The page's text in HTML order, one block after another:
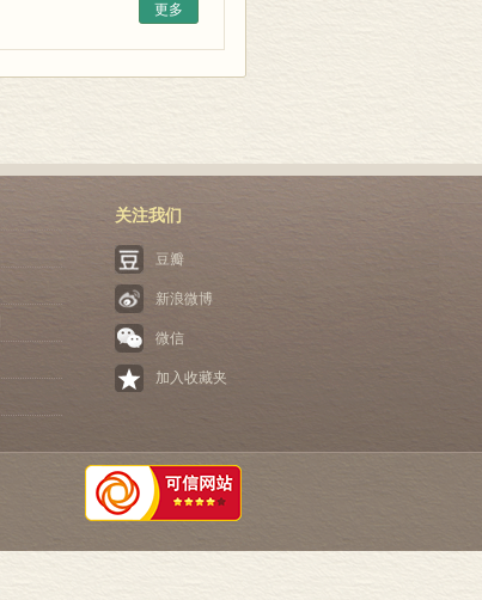
更多
关注我们
豆瓣
新浪微博
微信
加入收藏夹